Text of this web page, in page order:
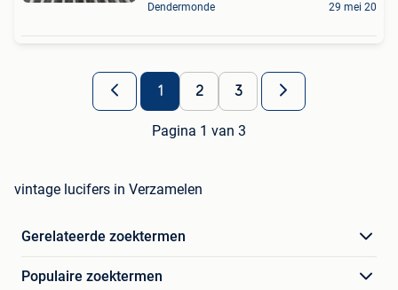
Dendermonde 29 mei 20
1 2 3
Pagina 1 van 3
vintage lucifers in Verzamelen
Gerelateerde zoektermen
Populaire zoektermen